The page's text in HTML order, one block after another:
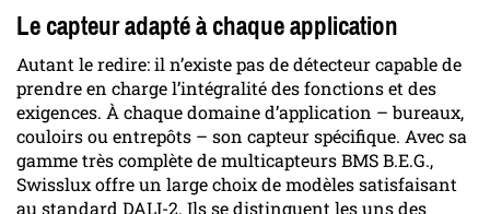
Le capteur adapté à chaque application
Autant le redire: il n’existe pas de détecteur capable de
prendre en charge l’intégralité des fonctions et des
exigences. À chaque domaine d’application – bureaux,
couloirs ou entrepôts – son capteur spécifique. Avec sa
gamme très complète de multicapteurs BMS B.E.G.,
Swisslux offre un large choix de modèles satisfaisant
au standard DALI-2. Ils se distinguent les uns des